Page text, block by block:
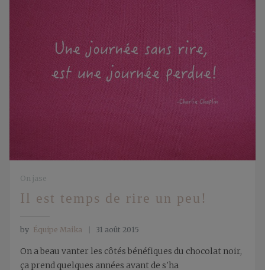
On jase
Il est temps de rire un peu!
by Équipe Maika 31 août 2015
On a beau vanter les côtés bénéfiques du chocolat noir,
ça prend quelques années avant de s'ha